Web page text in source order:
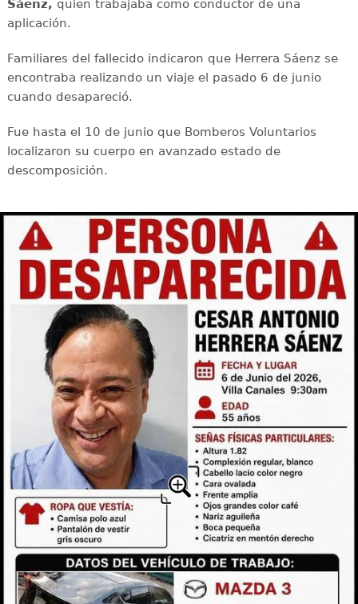
Sáenz, quien trabajaba como conductor de una
aplicación.
Familiares del fallecido indicaron que Herrera Sáenz se
encontraba realizando un viaje el pasado 6 de junio
cuando desapareció.
Fue hasta el 10 de junio que Bomberos Voluntarios
localizaron su cuerpo en avanzado estado de
descomposición.